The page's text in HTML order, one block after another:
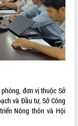
đơn vị thuộc Sở
và Đầu tư, Sở Công
Nông thôn và Hội